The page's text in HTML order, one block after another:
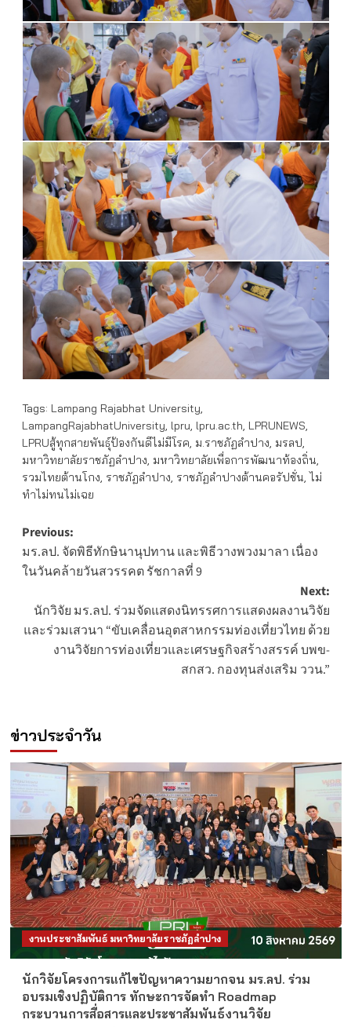
Tags: Lampang Rajabhat University,
LampangRajabhatUniversity, lpru, lpru.ac.th, LPRUNEWS,
LPRUสู้ทุกสายพันธุ์ป้องกันดีไม่มีโรค, ม.ราชภัฏลำปาง, มรลป,
มหาวิทยาลัยราชภัฏลำปาง, มหาวิทยาลัยเพื่อการพัฒนาท้องถิ่น,
รวมไทยต้านโกง, ราชภัฏลำปาง, ราชภัฏลำปางต้านคอรัปชั่น, ไม่
ทำไม่ทนไม่เฉย
Post
navigation
Previous:
มร.ลป. จัดพิธีทักษินานุปทาน และพิธีวางพวงมาลา เนื่อง
ในวันคล้ายวันสวรรคต รัชกาลที่ 9
Next:
นักวิจัย มร.ลป. ร่วมจัดแสดงนิทรรศการแสดงผลงานวิจัย
และร่วมเสวนา “ขับเคลื่อนอุตสาหกรรมท่องเที่ยวไทย ด้วย
งานวิจัยการท่องเที่ยวและเศรษฐกิจสร้างสรรค์ บพข-
สกสว. กองทุนส่งเสริม ววน.”
ข่าวประจำวัน
งานประชาสัมพันธ์ มหาวิทยาลัยราชภัฏลำปาง
นักวิจัยโครงการแก้ไขปัญหาความยากจน มร.ลป. ร่วม
อบรมเชิงปฏิบัติการ ทักษะการจัดทำ Roadmap
กระบวนการสื่อสารและประชาสัมพันธ์งานวิจัย